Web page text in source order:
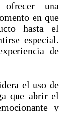
una
en que
hasta el
especial.
de
el uso de
que abrir el
y